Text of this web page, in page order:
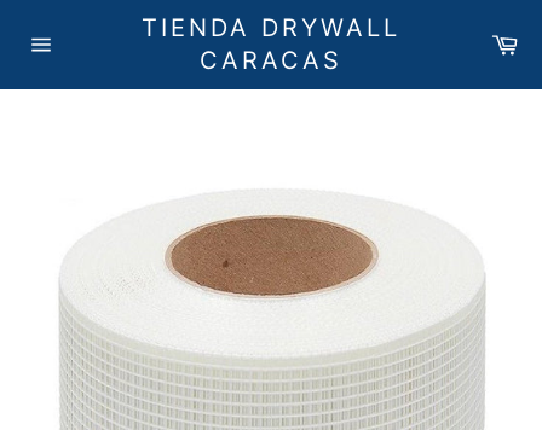
directamente
contenido
TIENDA DRYWALL
CARACAS